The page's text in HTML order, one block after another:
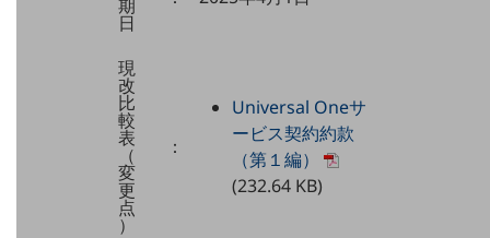
基礎的電気通信役務損益明細表
期
日
現
改
比
較
表
（
変
更
点
）
：
Universal Oneサ
ービス契約約款
（第１編）
(232.64 KB)